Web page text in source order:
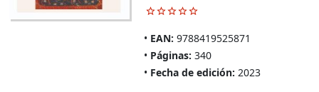
EAN: 9788419525871
Páginas: 340
Fecha de edición: 2023